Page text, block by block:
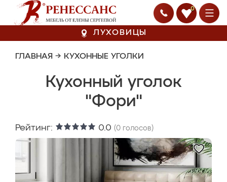
0
ЛУХОВИЦЫ
ГЛАВНАЯ → КУХОННЫЕ УГОЛКИ
Кухонный уголок
"Фори"
Рейтинг: 0.0 (0 голосов)